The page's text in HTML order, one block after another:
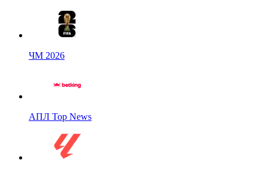
ЧМ 2026
АПЛ Top News